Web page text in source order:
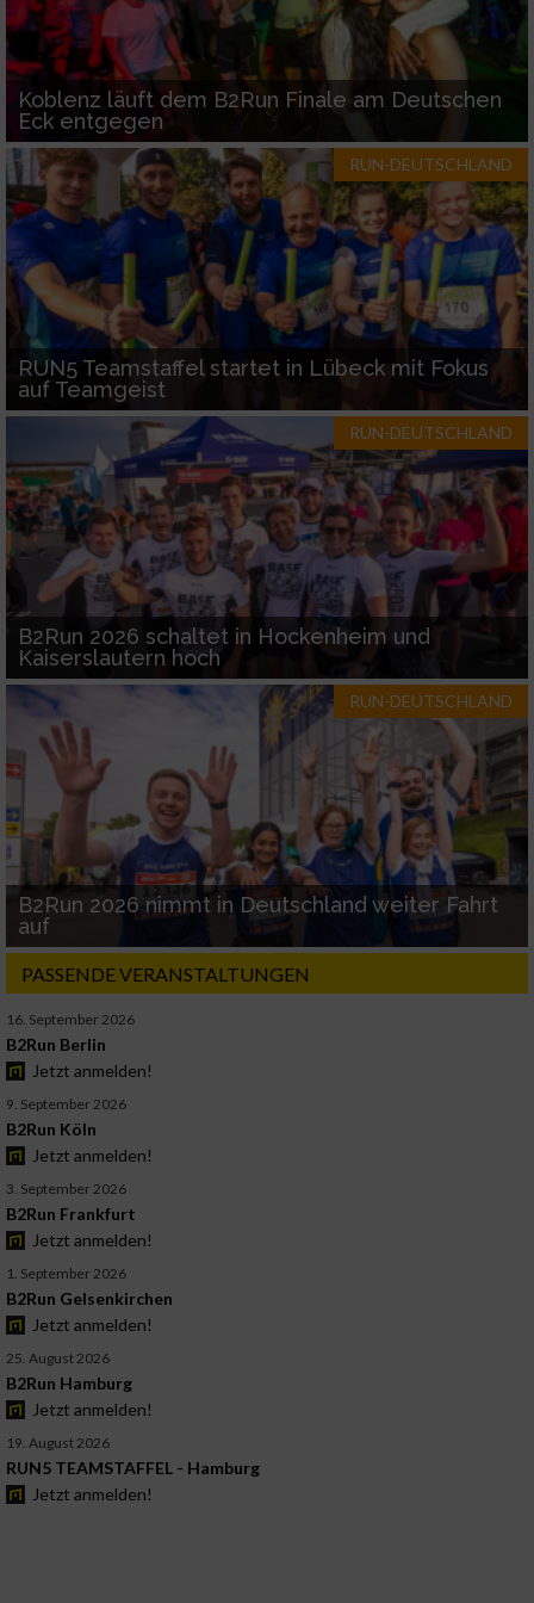
Koblenz läuft dem B2Run Finale am Deutschen
Eck entgegen
RUN-DEUTSCHLAND
RUN5 Teamstaffel startet in Lübeck mit Fokus
auf Teamgeist
RUN-DEUTSCHLAND
B2Run 2026 schaltet in Hockenheim und
Kaiserslautern hoch
RUN-DEUTSCHLAND
B2Run 2026 nimmt in Deutschland weiter Fahrt
auf
PASSENDE VERANSTALTUNGEN
16. September 2026
B2Run Berlin
Jetzt anmelden!
9. September 2026
B2Run Köln
Jetzt anmelden!
3. September 2026
B2Run Frankfurt
Jetzt anmelden!
1. September 2026
B2Run Gelsenkirchen
Jetzt anmelden!
25. August 2026
B2Run Hamburg
Jetzt anmelden!
19. August 2026
RUN5 TEAMSTAFFEL - Hamburg
Jetzt anmelden!